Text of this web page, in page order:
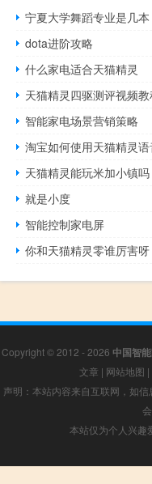
宁夏大学舞蹈专业是几本
dota进阶攻略
什么家电适合天猫精灵
天猫精灵四驱测评视频教
智能家电场景营销策略
淘宝如何使用天猫精灵
天猫精灵能玩米加小镇吗
就是小度
智能控制家电屏
你和天猫精灵零谁厉害呀
Copyright © 2012 - 2026 中国智
文章 | 网站地图 |
声明：本站内容来自互联网，如
本站仅为个人兴趣